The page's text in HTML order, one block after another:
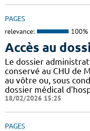
PAGES
relevance: 100%
Accès au
Le dossier
conservé au CHU de
au vôtre ou, sous
dossier médical
18/02/2026 15:25
PAGES